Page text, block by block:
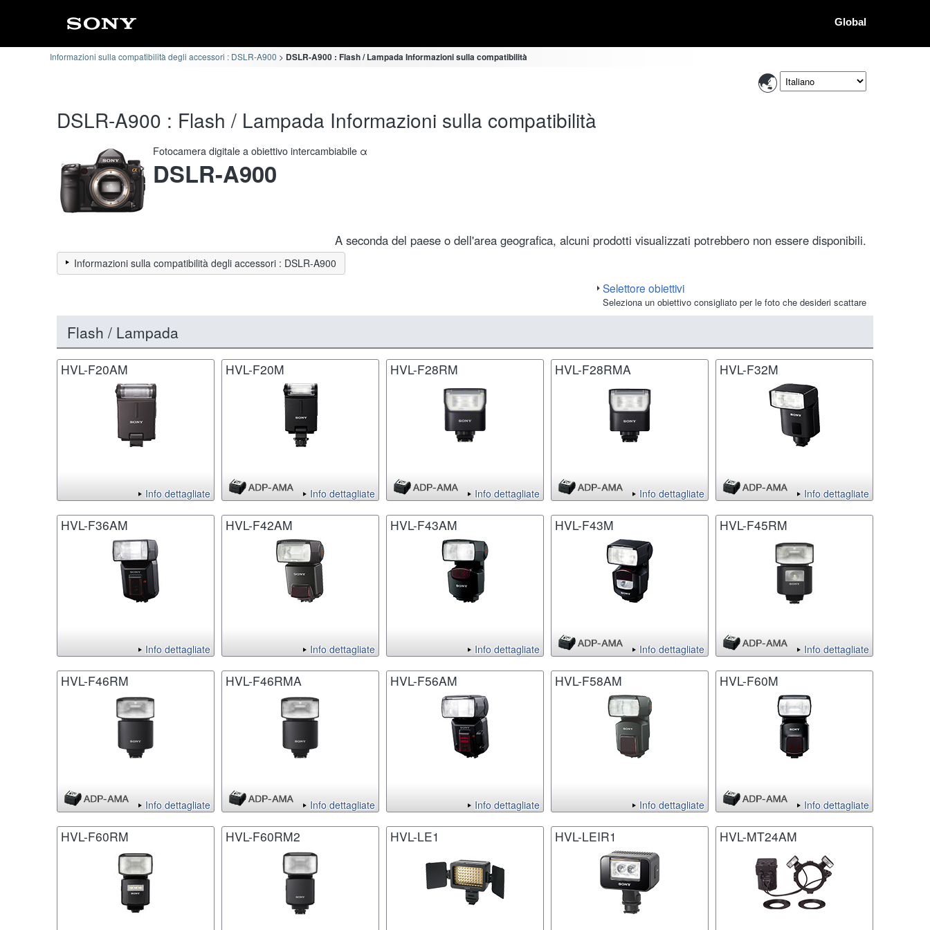
Global
Informazioni sulla compatibilità degli accessori : DSLR-A900 DSLR-A900 : Flash / Lampada Informazioni sulla compatibilità
DSLR-A900 : Flash / Lampada Informazioni sulla compatibilità
Fotocamera digitale a obiettivo intercambiabile α
DSLR-A900
A seconda del paese o dell'area geografica, alcuni prodotti visualizzati potrebbero non essere disponibili.
Informazioni sulla compatibilità degli accessori : DSLR-A900
Selettore obiettivi
Seleziona un obiettivo consigliato per le foto che desideri scattare
Flash / Lampada
HVL-F20AM
Info dettagliate
HVL-F20M
Info dettagliate
HVL-F28RM
Info dettagliate
HVL-F28RMA
Info dettagliate
HVL-F32M
Info dettagliate
HVL-F36AM
Info dettagliate
HVL-F42AM
Info dettagliate
HVL-F43AM
Info dettagliate
HVL-F43M
Info dettagliate
HVL-F45RM
Info dettagliate
HVL-F46RM
Info dettagliate
HVL-F46RMA
Info dettagliate
HVL-F56AM
Info dettagliate
HVL-F58AM
Info dettagliate
HVL-F60M
Info dettagliate
HVL-F60RM HVL-F60RM2 HVL-LE1 HVL-LEIR1 HVL-MT24AM